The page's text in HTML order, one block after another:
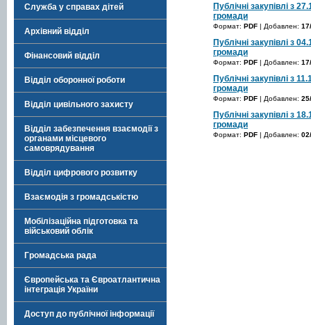
Служба у справах дітей
Архівний відділ
Фінансовий відділ
Відділ оборонної роботи
Відділ цивільного захисту
Відділ забезпечення взаємодії з
органами місцевого
самоврядування
Відділ цифрового розвитку
Взаємодія з громадськістю
Мобілізаційна підготовка та
військовий облік
Громадська рада
Європейська та Євроатлантична
інтеграція України
Доступ до публічної інформації
Публічні закупівлі з
громади
Формат: PDF | Добавлен:
Публічні закупівлі з
громади
Формат: PDF | Добавлен:
Публічні закупівлі з
громади
Формат: PDF | Добавлен:
Публічні закупівлі з
громади
Формат: PDF | Добавлен: